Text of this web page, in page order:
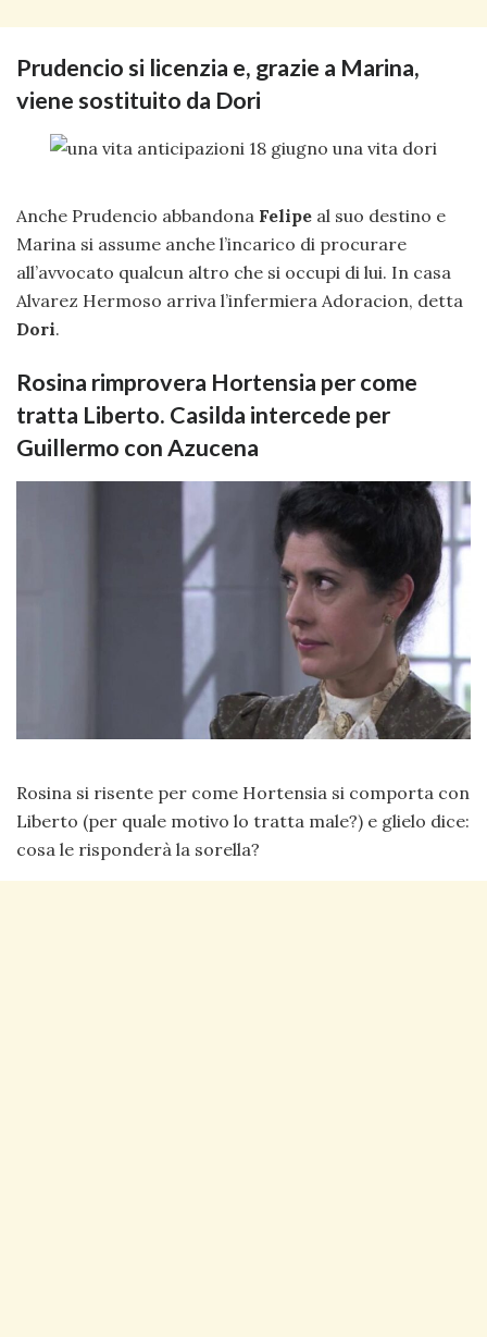
Prudencio si licenzia e, grazie a Marina,
viene sostituito da Dori
Anche Prudencio abbandona Felipe al suo destino e
Marina si assume anche l’incarico di procurare
all’avvocato qualcun altro che si occupi di lui. In casa
Alvarez Hermoso arriva l’infermiera Adoracion, detta
Dori.
Rosina rimprovera Hortensia per come
tratta Liberto. Casilda intercede per
Guillermo con Azucena
Rosina si risente per come Hortensia si comporta con
Liberto (per quale motivo lo tratta male?) e glielo dice:
cosa le risponderà la sorella?